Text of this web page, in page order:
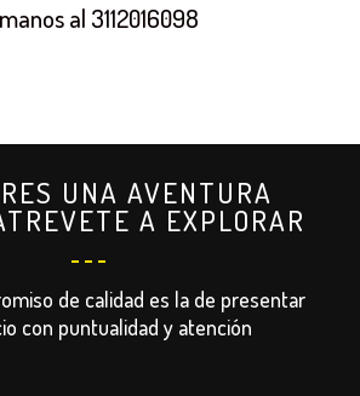
al 3112016098
UNA AVENTURA
A EXPLORAR
de calidad es la de presentar
con puntualidad y atención